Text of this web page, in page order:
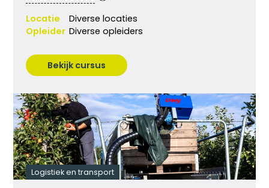
Locatie
Diverse locaties
Opleider Diverse opleiders
Bekijk cursus
Logistiek en transport